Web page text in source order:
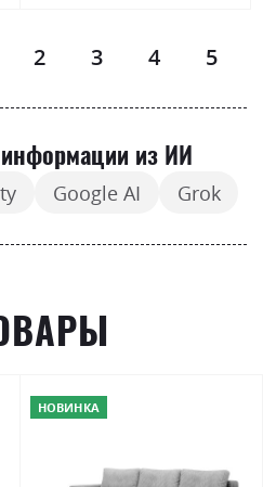
Страница
2 3 4 5
из ИИ
Google AI Grok
НОВИНКА